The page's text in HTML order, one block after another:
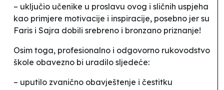
– uključio učenike u proslavu ovog i sličnih uspjeha
kao primjere motivacije i inspiracije, posebno jer su
Faris i Sajra dobili srebreno i bronzano priznanje!
Osim toga, profesionalno i odgovorno rukovodstvo
škole obavezno bi uradilo sljedeće:
– uputilo zvanično obavještenje i čestitku